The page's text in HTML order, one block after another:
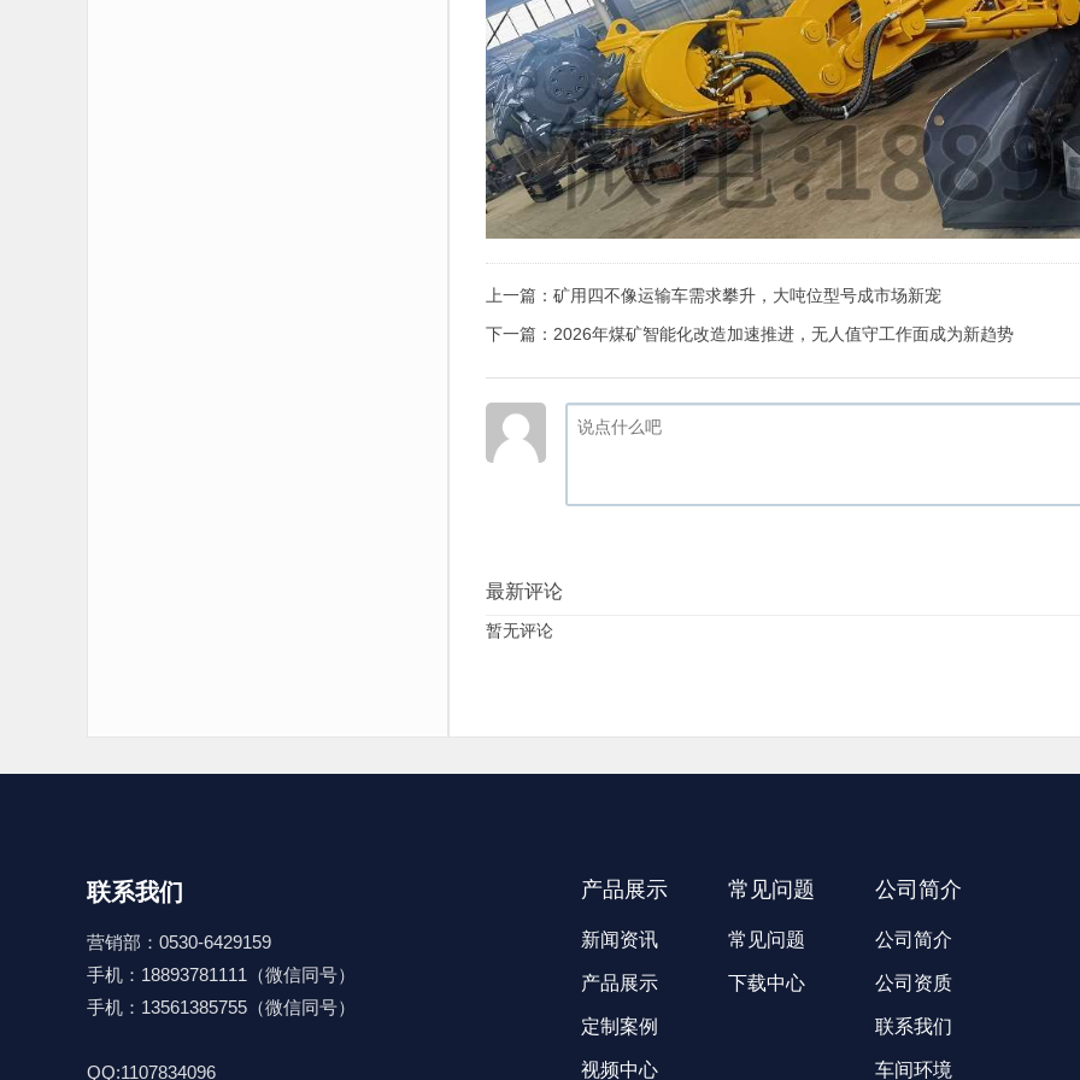
上一篇： 矿用四不像运输车需求攀升，大吨位型号成市场新宠
下一篇： 2026年煤矿智能化改造加速推进，无人值守工作面成为新趋势
最新评论
暂无评论
联系我们
营销部：0530-6429159
手机：18893781111（微信同号）
手机：13561385755（微信同号）
QQ:1107834096
产品展示
新闻资讯
产品展示
定制案例
视频中心
常见问题
常见问题
下载中心
公司简介
公司简介
公司资质
联系我们
车间环境